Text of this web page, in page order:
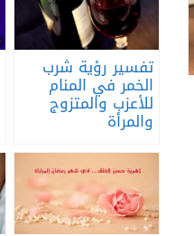
تفسير رؤية شرب
الخمر في المنام
للأعزب والمتزوج
والمرأة